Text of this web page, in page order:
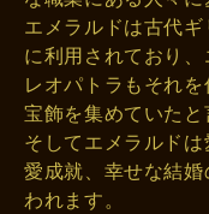
エメラルドは古代
に利用されており
レオパトラもそれ
宝飾を集めていたと
そしてエメラルド
愛成就、幸せな結
われます。